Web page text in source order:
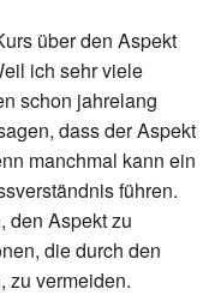
über den Aspekt
ich sehr viele
schon jahrelang
dass der Aspekt
manchmal kann ein
führen.
den Aspekt zu
die durch den
zu vermeiden.